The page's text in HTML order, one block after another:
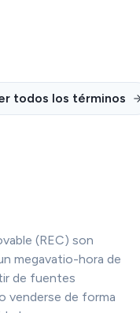
todos los términos
(REC) son
megavatio-hora de
de fuentes
venderse de forma